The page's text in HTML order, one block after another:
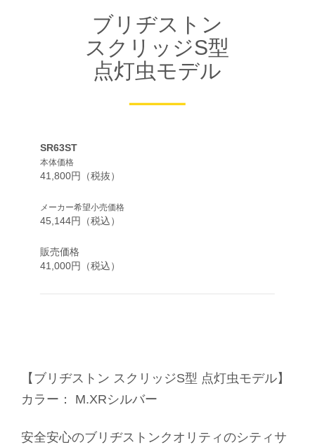
ブリヂストン
スクリッジS型
点灯虫モデル
SR63ST
本体価格
41,800円（税抜）
メーカー希望小売価格
45,144円（税込）
販売価格
41,000円（税込）
【ブリヂストン スクリッジS型 点灯虫モデル】
カラー： M.XRシルバー
安全安心のブリヂストンクオリティのシティサ